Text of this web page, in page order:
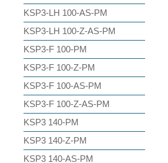
KSP3-LH 100-AS-PM
KSP3-LH 100-Z-AS-PM
KSP3-F 100-PM
KSP3-F 100-Z-PM
KSP3-F 100-AS-PM
KSP3-F 100-Z-AS-PM
KSP3 140-PM
KSP3 140-Z-PM
KSP3 140-AS-PM